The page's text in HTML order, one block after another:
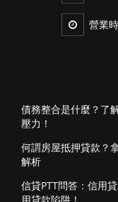
營業
債務整合是什麼？了
壓力！
何謂房屋抵押貸款？
解析
信貸PTT問答：信用